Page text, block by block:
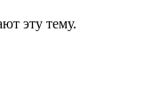
эту тему.